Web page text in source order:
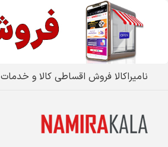
نامیراکالا فروش اقساطی کالا و خدمات